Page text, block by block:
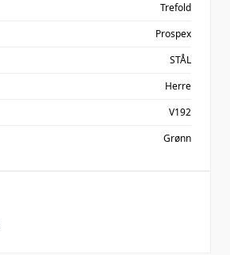
Trefold
Prospex
STÅL
Herre
V192
Grønn